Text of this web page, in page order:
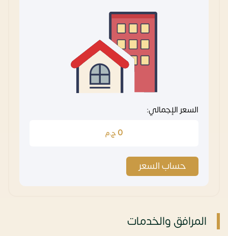
السعر الإجمالي:
0 ج.م
حساب السعر
المرافق والخدمات